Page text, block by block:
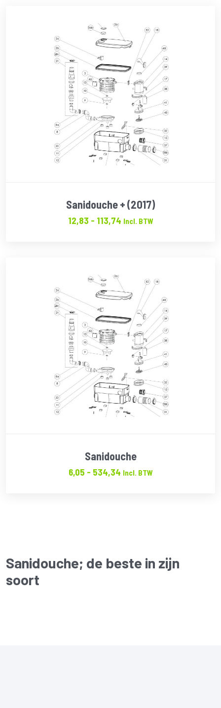
Sanidouche + (2017)
12,83 - 113,74Prijsklasse:
Incl. BTW
Sanidouche
6,05 - 534,34Prijsklasse:
Incl. BTW
Sanidouche; de beste in zijn
soort